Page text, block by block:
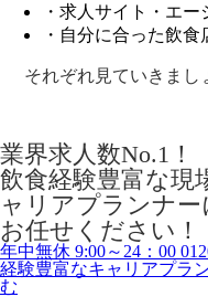
・求人サイト・エ
・自分に合った飲
それぞれ見ていきまし
業界求人数No.1！
飲食経験豊富な現
ャリアプランナー
お任せください！
年中無休 9:00～24：00
経験豊富なキャリアプラ
む